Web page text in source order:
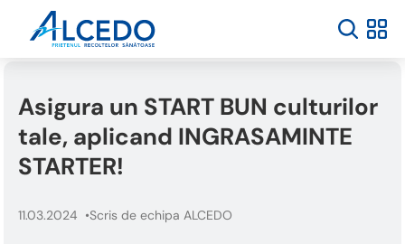
Asigura un START BUN culturilor
tale, aplicand INGRASAMINTE
STARTER!
11.03.2024 Scris de echipa ALCEDO